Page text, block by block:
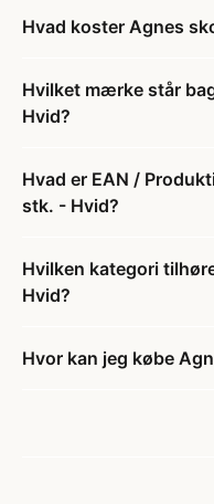
Hvad koster Agnes
Hvilket mærke står
Hvid?
Hvad er EAN /
stk. - Hvid?
Hvilken kategori
Hvid?
Hvor kan jeg købe